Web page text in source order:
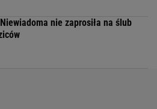
nie zaprosiła na ślub